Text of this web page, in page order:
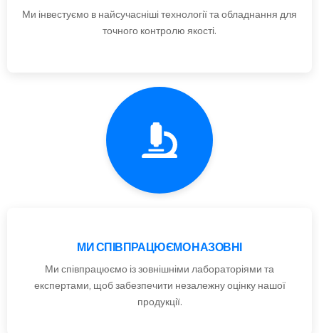
Ми інвестуємо в найсучасніші технології та обладнання для
точного контролю якості.
МИ СПІВПРАЦЮЄМО НАЗОВНІ
Ми співпрацюємо із зовнішніми лабораторіями та
експертами, щоб забезпечити незалежну оцінку нашої
продукції.